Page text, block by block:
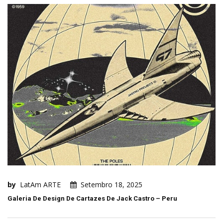
by LatAm ARTE Setembro 18, 2025
Galeria De Design De Cartazes De Jack Castro – Peru